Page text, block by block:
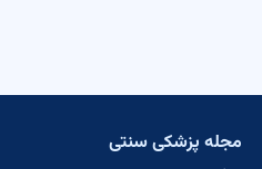
مجله پزشکی سنتی